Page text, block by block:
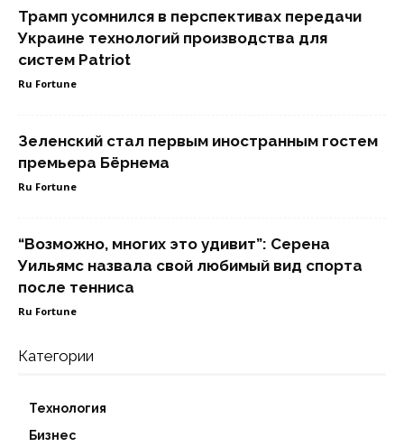
Трамп усомнился в перспективах передачи
Украине технологий производства для
систем Patriot
Ru Fortune
Зеленский стал первым иностранным гостем
премьера Бёрнема
Ru Fortune
“Возможно, многих это удивит”: Серена
Уильямс назвала свой любимый вид спорта
после тенниса
Ru Fortune
Категории
Технология
Бизнес